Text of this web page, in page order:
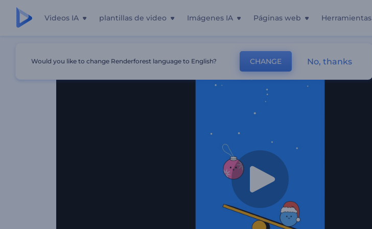
Videos IA plantillas de video Imágenes IA Páginas web Herramientas
Would you like to change Renderforest language to English? CHANGE No, thanks